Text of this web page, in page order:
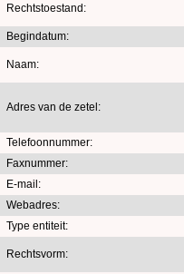
Rechtstoestand:
Begindatum:
Naam:
Adres van de zetel:
Telefoonnummer:
Faxnummer:
E-mail:
Webadres:
Type entiteit:
Rechtsvorm: